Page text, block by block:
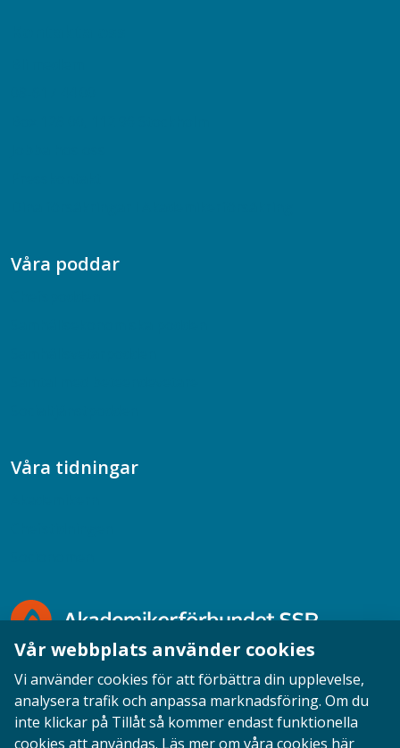
Våra poddar
Våra tidningar
Opinion English Personuppgifter Cookies
Vår webbplats använder cookies
Vi använder cookies för att förbättra din upplevelse,
analysera trafik och anpassa marknadsföring. Om du
inte klickar på Tillåt så kommer endast funktionella
cookies att användas. Läs mer om våra cookies här